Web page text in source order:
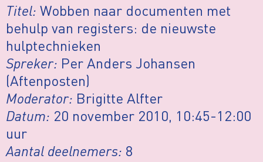
Titel: Wobben naar documenten met
behulp van registers: de nieuwste
hulptechnieken
Spreker: Per Anders Johansen
(Aftenposten)
Moderator: Brigitte Alfter
Datum: 20 november 2010, 10:45-12:00
uur
Aantal deelnemers: 8